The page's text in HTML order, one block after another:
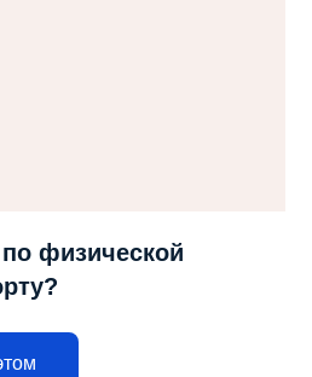
физической